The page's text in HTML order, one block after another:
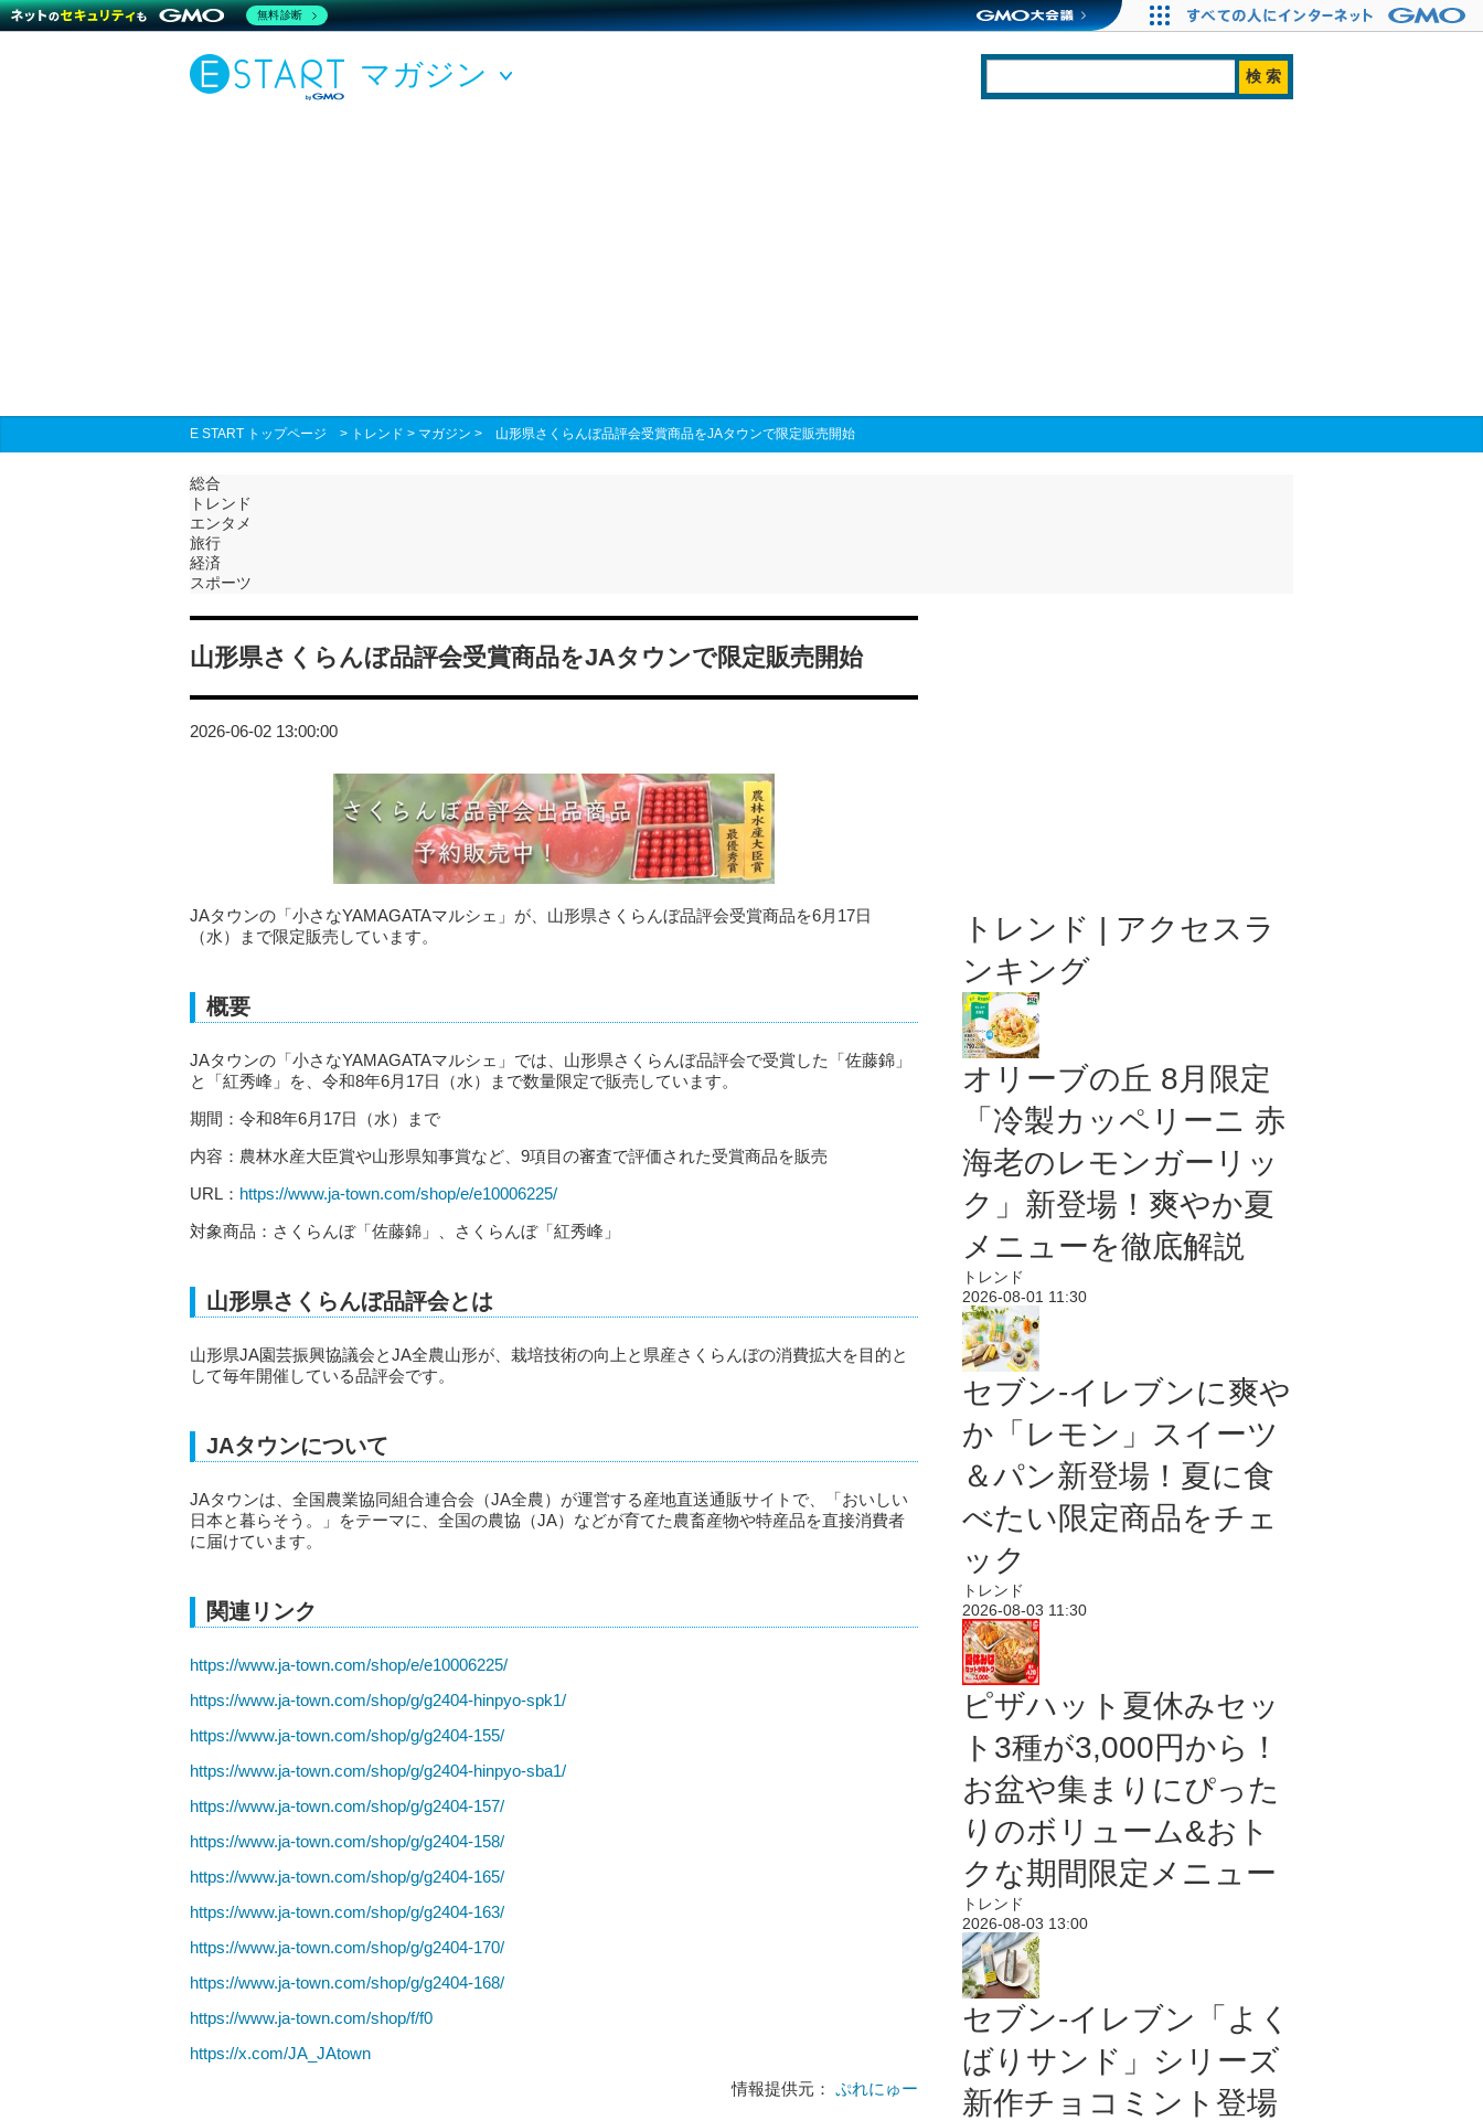
マガジン
E START トップページ > トレンド > マガジン > 山形県さくらんぼ品評会受賞商品をJAタウンで限定販売開始
総合
トレンド
エンタメ
旅行
経済
スポーツ
山形県さくらんぼ品評会受賞商品をJAタウンで限定販売開始
2026-06-02 13:00:00
JAタウンの「小さなYAMAGATAマルシェ」が、山形県さくらんぼ品評会受賞商品を6月17日
（水）まで限定販売しています。
概要
JAタウンの「小さなYAMAGATAマルシェ」では、山形県さくらんぼ品評会で受賞した「佐藤錦」
と「紅秀峰」を、令和8年6月17日（水）まで数量限定で販売しています。
期間：令和8年6月17日（水）まで
内容：農林水産大臣賞や山形県知事賞など、9項目の審査で評価された受賞商品を販売
URL： https://www.ja-town.com/shop/e/e10006225/
対象商品：さくらんぼ「佐藤錦」、さくらんぼ「紅秀峰」
山形県さくらんぼ品評会とは
山形県JA園芸振興協議会とJA全農山形が、栽培技術の向上と県産さくらんぼの消費拡大を目的と
して毎年開催している品評会です。
JAタウンについて
JAタウンは、全国農業協同組合連合会（JA全農）が運営する産地直送通販サイトで、「おいしい
日本と暮らそう。」をテーマに、全国の農協（JA）などが育てた農畜産物や特産品を直接消費者
に届けています。
関連リンク
https://www.ja-town.com/shop/e/e10006225/
https://www.ja-town.com/shop/g/g2404-hinpyo-spk1/
https://www.ja-town.com/shop/g/g2404-155/
https://www.ja-town.com/shop/g/g2404-hinpyo-sba1/
https://www.ja-town.com/shop/g/g2404-157/
https://www.ja-town.com/shop/g/g2404-158/
https://www.ja-town.com/shop/g/g2404-165/
https://www.ja-town.com/shop/g/g2404-163/
https://www.ja-town.com/shop/g/g2404-170/
https://www.ja-town.com/shop/g/g2404-168/
https://www.ja-town.com/shop/f/f0
https://x.com/JA_JAtown
情報提供元： ぷれにゅー
トレンド | アクセスラ
ンキング
オリーブの丘 8月限定
「冷製カッペリーニ 赤
海老のレモンガーリッ
ク」新登場！爽やか夏
メニューを徹底解説
トレンド
2026-08-01 11:30
セブン‐イレブンに爽や
か「レモン」スイーツ
＆パン新登場！夏に食
べたい限定商品をチェ
ック
トレンド
2026-08-03 11:30
ピザハット夏休みセッ
ト3種が3,000円から！
お盆や集まりにぴった
りのボリューム&おト
クな期間限定メニュー
トレンド
2026-08-03 13:00
セブン‐イレブン「よく
ばりサンド」シリーズ
新作チョコミント登場
無料診断